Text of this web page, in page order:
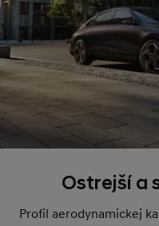
Ostrejší a
Profil aerodynamickej